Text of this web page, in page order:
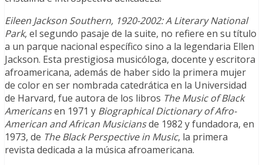
Eileen Jackson Southern, 1920-2002: A Literary National
Park, el segundo pasaje de la suite, no refiere en su título
a un parque nacional específico sino a la legendaria Ellen
Jackson. Esta prestigiosa musicóloga, docente y escritora
afroamericana, además de haber sido la primera mujer
de color en ser nombrada catedrática en la Universidad
de Harvard, fue autora de los libros The Music of Black
Americansen 1971 y Biographical Dictionary of Afro-
American and African Musiciansde 1982 y fundadora, en
1973, de The Black Perspective in Music, la primera
revista dedicada a la música afroamericana.